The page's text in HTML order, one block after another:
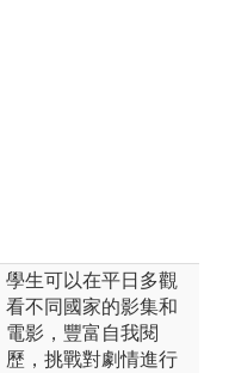
學生可以在平日多觀
看不同國家的影集和
電影，豐富自我閱
歷，挑戰對劇情進行